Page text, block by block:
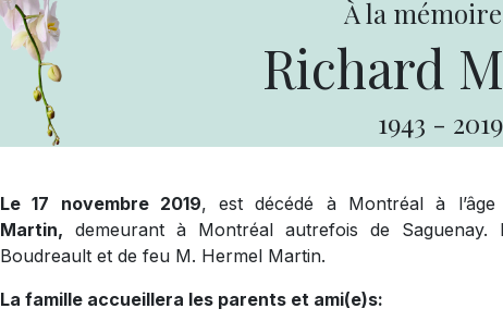
À la
Richard
1943 - 2019
Le 17 novembre 2019, est décédé à Montréal à
Martin, demeurant à Montréal autrefois de
Boudreault et de feu M. Hermel Martin.
La famille accueillera les parents et ami(e)s: